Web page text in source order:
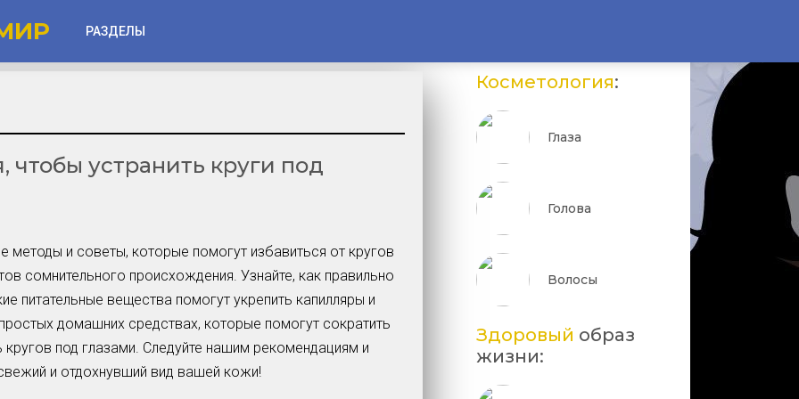
РАЗДЕЛЫ
Губы
Частые вопросы
Советы новичкам
Шоу-Бизнес и Гламур
Актёры, Певцы, Звёзды
Знаменитости в Фокусе
чтобы устранить круги под
методы и советы, которые помогут избавиться от кругов
сомнительного происхождения. Узнайте, как правильно
питательные вещества помогут укрепить капилляры и
домашних средствах, которые помогут сократить
под глазами. Следуйте нашим рекомендациям и
и отдохнувший вид вашей кожи!
Косметология:
Глаза
Голова
Волосы
Здоровый образ
жизни: